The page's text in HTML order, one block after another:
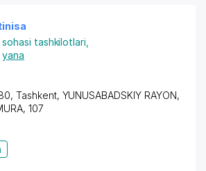
tashkilotlari
yana
Tashkent, YUNUSABADSKIY RAYON,
, 107